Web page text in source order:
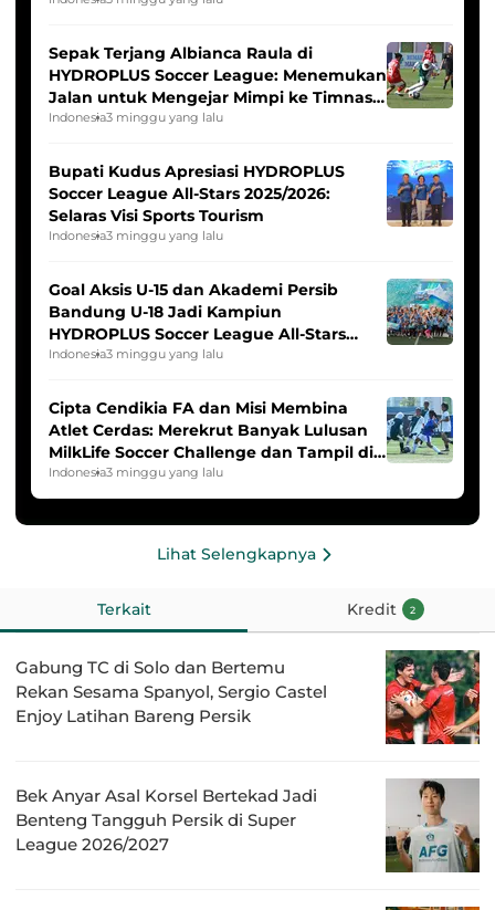
Sepak Terjang Albianca Raula di
HYDROPLUS Soccer League: Menemukan
Jalan untuk Mengejar Mimpi ke Timnas
Indonesia Putri
Indonesia3 minggu yang lalu
Bupati Kudus Apresiasi HYDROPLUS
Soccer League All-Stars 2025/2026:
Selaras Visi Sports Tourism
Indonesia3 minggu yang lalu
Goal Aksis U-15 dan Akademi Persib
Bandung U-18 Jadi Kampiun
HYDROPLUS Soccer League All-Stars
2025/2026
Indonesia3 minggu yang lalu
Cipta Cendikia FA dan Misi Membina
Atlet Cerdas: Merekrut Banyak Lulusan
MilkLife Soccer Challenge dan Tampil di
HYDROPLUS Soccer League
Indonesia3 minggu yang lalu
Lihat Selengkapnya
Terkait Kredit 2
Gabung TC di Solo dan Bertemu
Rekan Sesama Spanyol, Sergio Castel
Enjoy Latihan Bareng Persik
Bek Anyar Asal Korsel Bertekad Jadi
Benteng Tangguh Persik di Super
League 2026/2027